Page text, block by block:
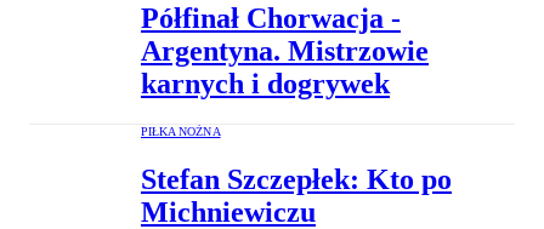
Półfinał Chorwacja -
Argentyna. Mistrzowie
karnych i dogrywek
PIŁKA NOŻNA
Stefan Szczepłek: Kto po
Michniewiczu